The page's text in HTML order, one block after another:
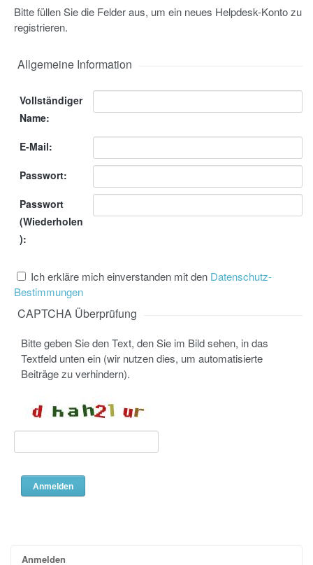
Anmelden
Bitte füllen Sie die Felder aus, um ein neues Helpdesk-Konto zu
registrieren.
Allgemeine Information
Vollständiger
Name:
E-Mail:
Passwort:
Passwort
(Wiederholen
):
Ich erkläre mich einverstanden mit den Datenschutz-
Bestimmungen
CAPTCHA Überprüfung
Bitte geben Sie den Text, den Sie im Bild sehen, in das
Textfeld unten ein (wir nutzen dies, um automatisierte
Beiträge zu verhindern).